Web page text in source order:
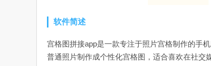
软件简述
宫格图拼接app是一款专注于照片宫格制作的手
普通照片制作成个性化宫格图，适合喜欢在社交